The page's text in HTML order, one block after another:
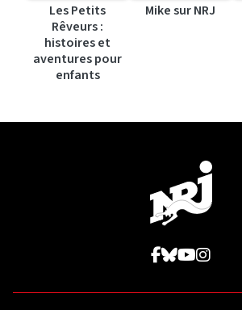
Les Petits
Rêveurs :
histoires et
aventures pour
enfants
Mike sur NRJ